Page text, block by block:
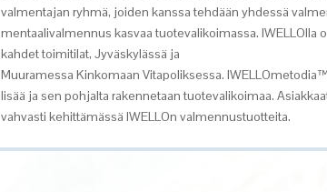
valmentajan ryhmä, joiden kanssa tehdään yhdessä
mentaalivalmennus kasvaa tuotevalikoimassa. IWELLOlla
kahdet toimitilat, Jyväskylässä ja
Muuramessa KinkomaanVitapoliksessa. IWELLOmetodia
lisää ja sen pohjalta rakennetaan tuotevalikoimaa.
vahvasti kehittämässä IWELLOn valmennustuotteita.